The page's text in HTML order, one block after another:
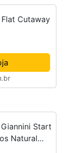
Cutaway
Start
Natural